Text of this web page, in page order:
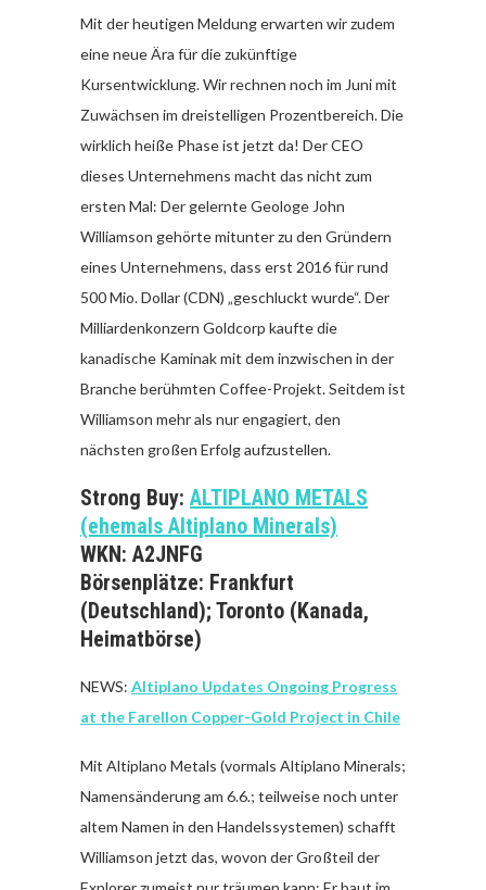
Mit der heutigen Meldung erwarten wir zudem
eine neue Ära für die zukünftige
Kursentwicklung. Wir rechnen noch im Juni mit
Zuwächsen im dreistelligen Prozentbereich. Die
wirklich heiße Phase ist jetzt da! Der CEO
dieses Unternehmens macht das nicht zum
ersten Mal: Der gelernte Geologe John
Williamson gehörte mitunter zu den Gründern
eines Unternehmens, dass erst 2016 für rund
500 Mio. Dollar (CDN) „geschluckt wurde“. Der
Milliardenkonzern Goldcorp kaufte die
kanadische Kaminak mit dem inzwischen in der
Branche berühmten Coffee-Projekt. Seitdem ist
Williamson mehr als nur engagiert, den
nächsten großen Erfolg aufzustellen.
Strong Buy: ALTIPLANO METALS
(ehemals Altiplano Minerals)
WKN: A2JNFG
Börsenplätze: Frankfurt
(Deutschland); Toronto (Kanada,
Heimatbörse)
NEWS: Altiplano Updates Ongoing Progress
at the Farellon Copper-Gold Project in Chile
Mit Altiplano Metals (vormals Altiplano Minerals;
Namensänderung am 6.6.; teilweise noch unter
altem Namen in den Handelssystemen) schafft
Williamson jetzt das, wovon der Großteil der